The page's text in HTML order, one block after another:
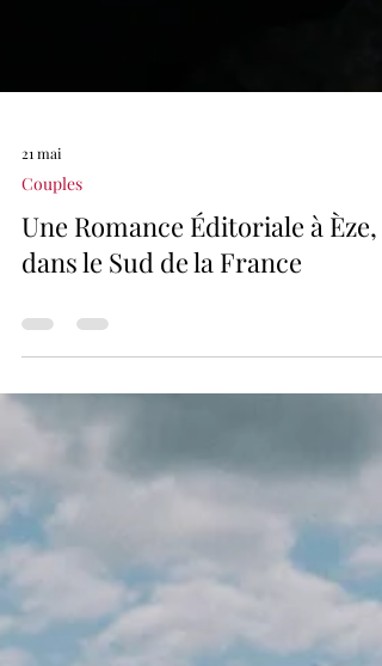
Couples
Une Romance Éditoriale à Èze,
dans le Sud de la France